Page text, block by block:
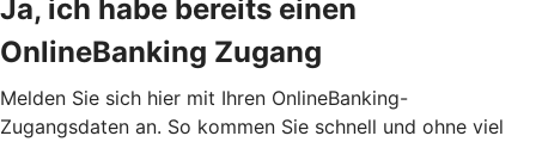
Ja, ich habe bereits einen
OnlineBanking Zugang
Melden Sie sich hier mit Ihren OnlineBanking-
Zugangsdaten an. So kommen Sie schnell und ohne viel